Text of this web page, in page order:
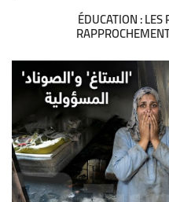
ÉDUCATION :